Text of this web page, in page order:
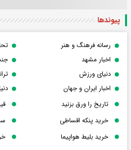
پیوندها
رسانه فرهنگ و هنر
اخبار مشهد
دنیای ورزش
اخبار ایران و جهان
تاریخ را ورق بزنید
خرید پنکه اقساطی
خرید بلیط هواپیما